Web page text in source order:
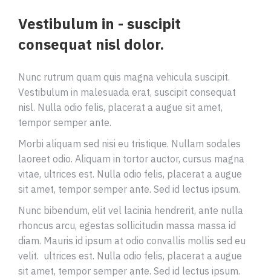
Vestibulum in - suscipit
consequat nisl dolor.
Nunc rutrum quam quis magna vehicula suscipit.
Vestibulum in malesuada erat, suscipit consequat
nisl. Nulla odio felis, placerat a augue sit amet,
tempor semper ante.
Morbi aliquam sed nisi eu tristique. Nullam sodales
laoreet odio. Aliquam in tortor auctor, cursus magna
vitae, ultrices est. Nulla odio felis, placerat a augue
sit amet, tempor semper ante. Sed id lectus ipsum.
Nunc bibendum, elit vel lacinia hendrerit, ante nulla
rhoncus arcu, egestas sollicitudin massa massa id
diam. Mauris id ipsum at odio convallis mollis sed eu
velit. ultrices est. Nulla odio felis, placerat a augue
sit amet, tempor semper ante. Sed id lectus ipsum.